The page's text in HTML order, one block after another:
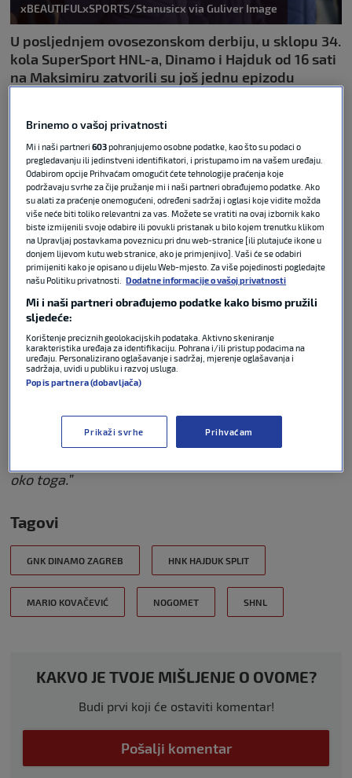
xBEAUTIFULxSPORTS/Stanusicx via Guliver Image
U posljednjem ovosezonskom derbiju, u sklopu 34.
kola SuperSport HNL-a, Dinamo i Hajduk od 16 sati
na Maksimiru zatvorili su još jednu epizodu
tako prvi put nakon više od tri godine porazio
Hajduk na domaćem travnjaku. Nakon susreta sve
je prokomentira trener Dinama Mario Kovačević.
“Pokazali smo na terenu zašto smo prvi i toliko
bodova ispred Hajduka. Da smo htjeli, mogli smo još
i pojačati, ali odmarali smo neke igrače za Kup. Žao
mi je što nismo iskoristili neke prilike u koje smo
došli, ali smo svejedno bili jako dobri. Jako sam
zadovoljan, bitno je da smo dali dva gola, a najljepše
je ovo na kraju. Da su naši navijači sretni i
zadovoljni”,rekao jeKovačevićpa dodao:
“Prezadovoljan sam Zebićem. Ne bojim se davati
prilike mladim igračima, ali bilo nam je bitno da
ali Zebić je odigrao kao da ima puno ovakvih
utakmica. Imamo malo odmora do Kupa, ali ja neću
oko toga.”
Tagovi
GNK DINAMO ZAGREB HNK HAJDUK SPLIT
MARIO KOVAČEVIĆ NOGOMET SHNL
KAKVO JE TVOJE MIŠLJENJE O OVOME?
Budi prvi koji će ostaviti komentar!
Pošalji komentar
Brinemo o vašoj privatnosti
Mi i naši partneri603pohranjujemo osobne podatke, kao što su podaci o
pregledavanju ili jedinstveni identifikatori, i pristupamo im na vašem uređaju.
Odabirom opcije Prihvaćam omogućit ćete tehnologije praćenja koje
podržavaju svrhe za čije pružanje mi i naši partneri obrađujemo podatke. Ako
su alati za praćenje onemogućeni, određeni sadržaj i oglasi koje vidite možda
više neće biti toliko relevantni za vas. Možete se vratiti na ovaj izbornik kako
biste izmijenili svoje odabire ili povukli pristanak u bilo kojem trenutku klikom
na Upravljaj postavkama poveznicu pri dnu web-stranice [ili plutajuće ikone u
donjem lijevom kutu web stranice, ako je primjenjivo]. Vaši će se odabiri
primijeniti kako je opisano u dijelu Web-mjesto. Za više pojedinosti pogledajte
našu Politiku privatnosti.
Dodatne informacije o vašoj privatnosti
Mi i naši partneri obrađujemo podatke kako bismo pružili
sljedeće:
Korištenje preciznih geolokacijskih podataka. Aktivno skeniranje
karakteristika uređaja za identifikaciju. Pohrana i/ili pristup podacima na
uređaju. Personalizirano oglašavanje i sadržaj, mjerenje oglašavanja i
sadržaja, uvidi u publiku i razvoj usluga.
Popis partnera (dobavljača)
Prikaži svrhe Prihvaćam